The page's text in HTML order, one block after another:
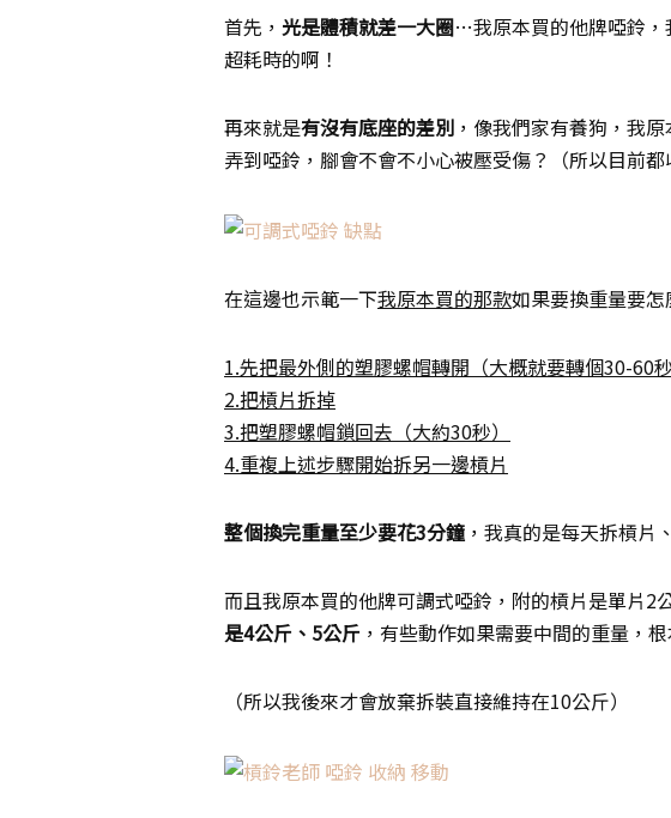
首先， 光是體積就差一大圈…我原本買的他牌啞鈴，
超耗時的啊！
再來就是有沒有底座的差別 ，像我們家有養狗，我
弄到啞鈴，腳會不會不小心被壓受傷？（所以目前都
在這邊也示範一下我原本買的那款如果要換重量要
1.先把最外側的塑膠螺帽轉開（大概就要轉個30-60秒
2.把槓片拆掉
3.把塑膠螺帽鎖回去（大約30秒）
4.重複上述步驟開始拆另一邊槓片
整個換完重量至少要花3分鐘 ，我真的是每天拆槓片
而且我原本買的他牌可調式啞鈴，附的槓片是單片2
是4公斤、5公斤 ，有些動作如果需要中間的重量，
（所以我後來才會放棄拆裝直接維持在10公斤）